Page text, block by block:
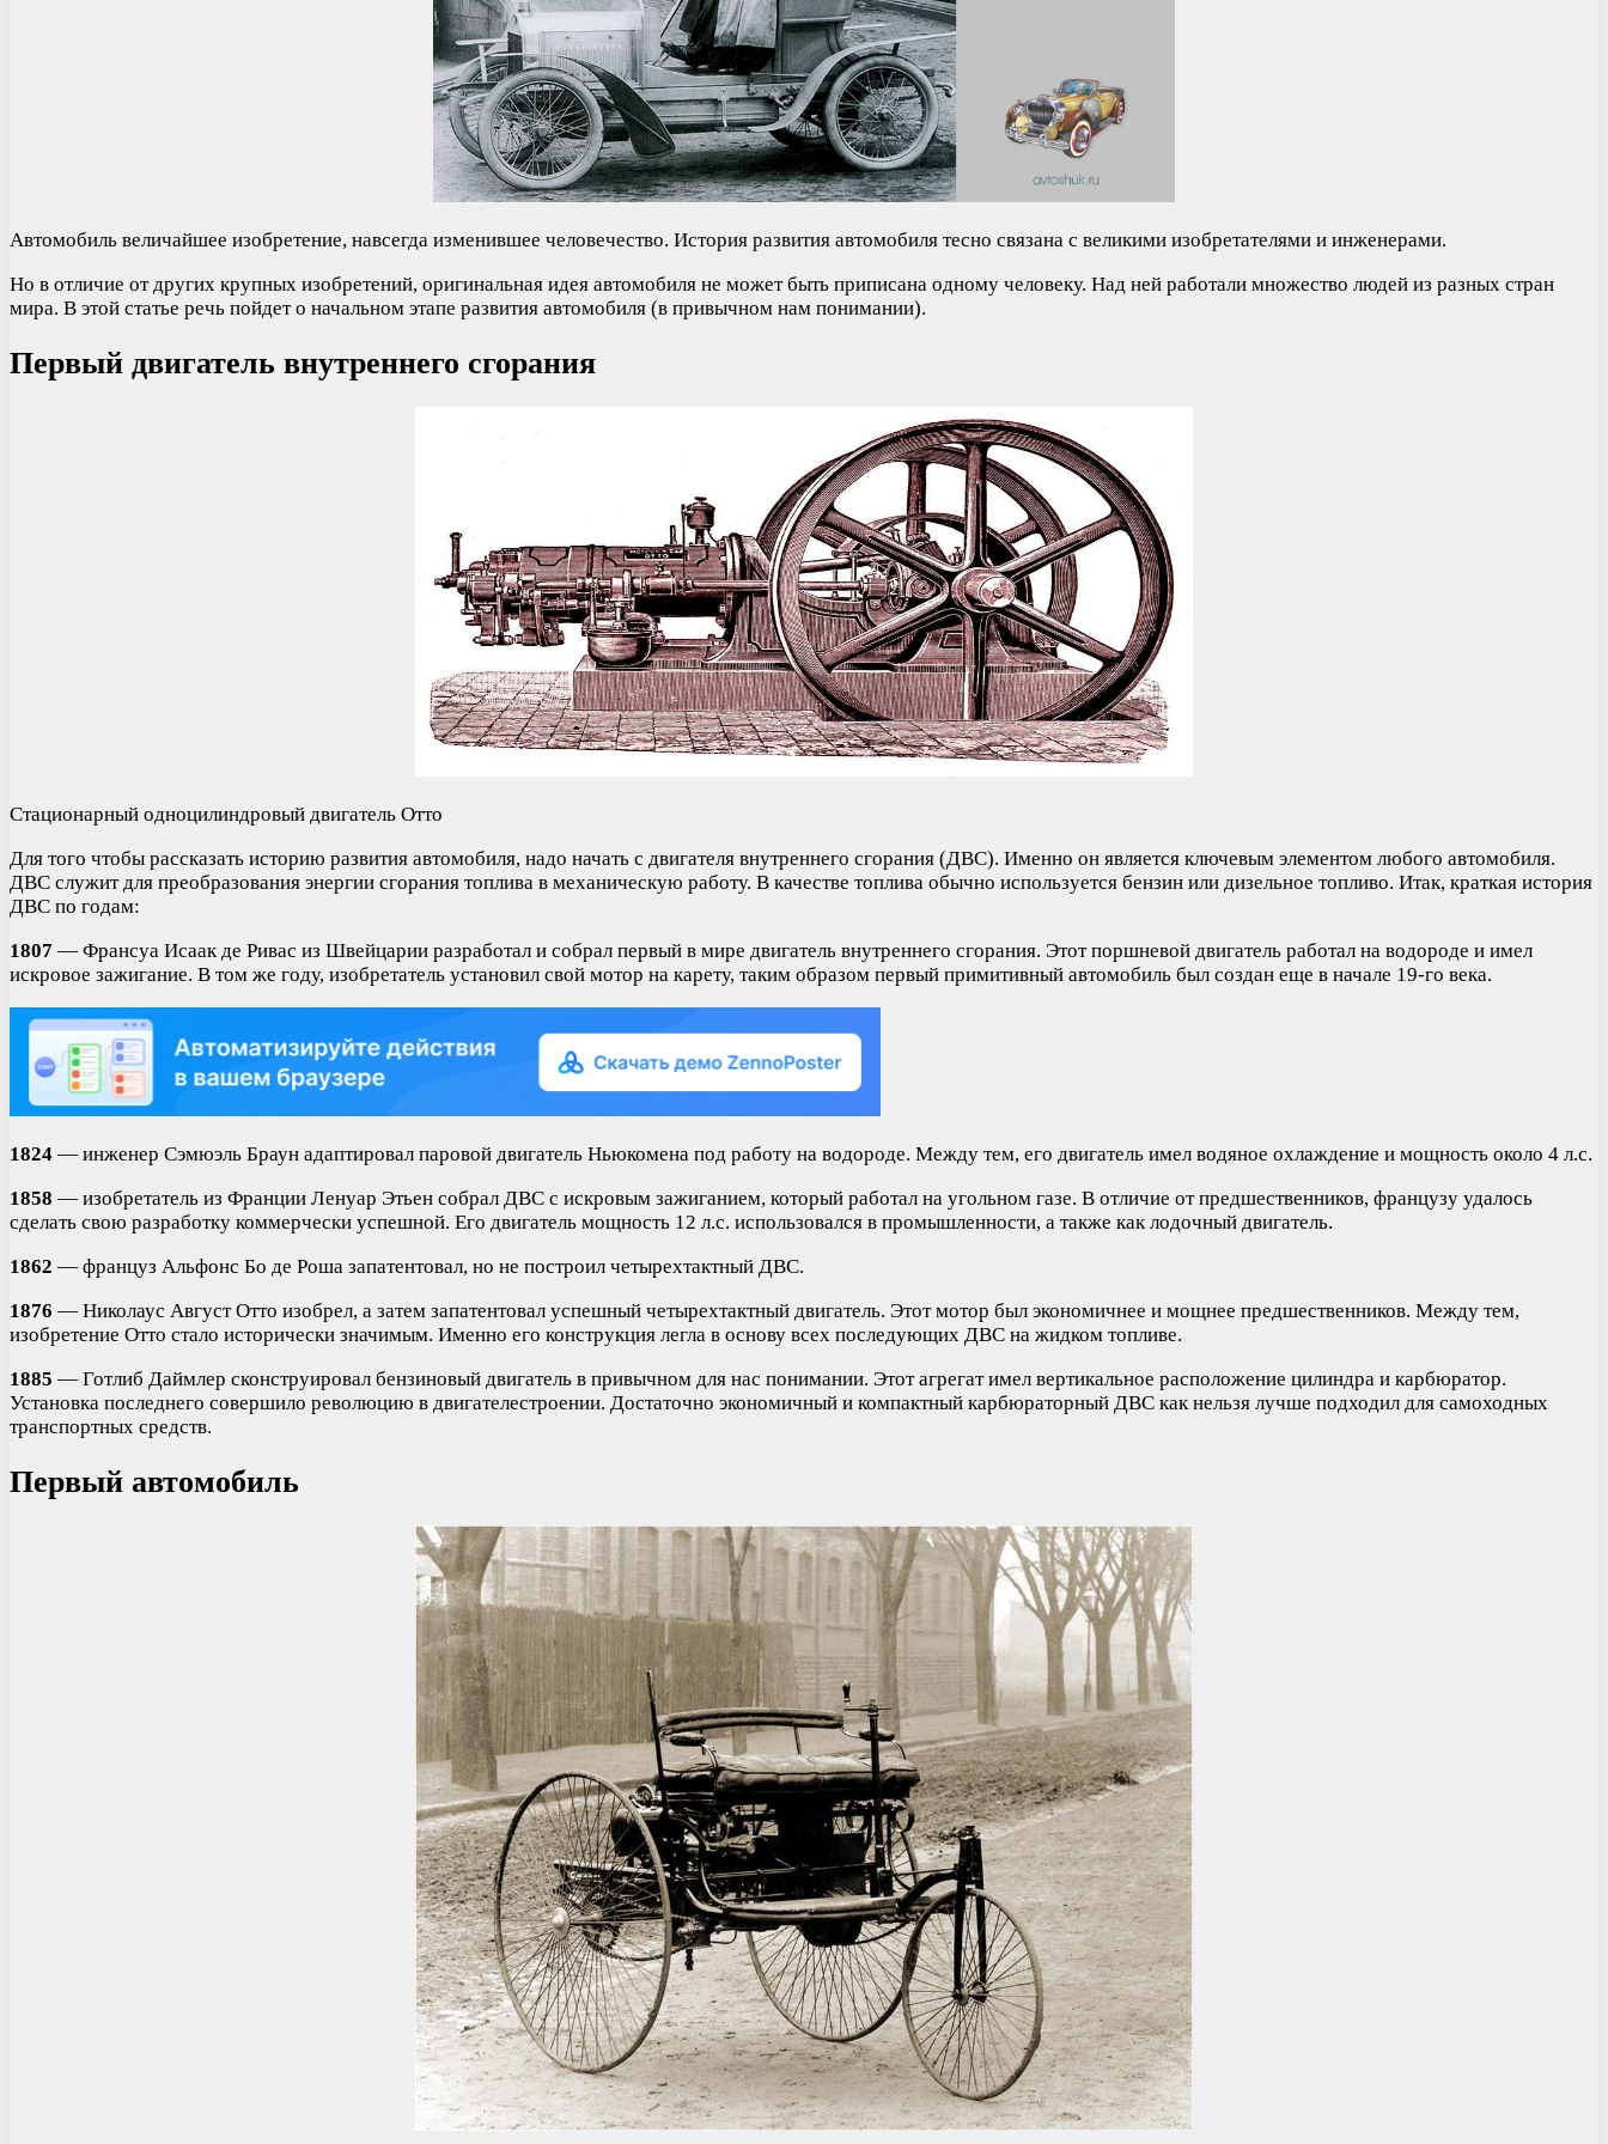
Автомобиль величайшее изобретение, навсегда изменившее человечество. История развития автомобиля тесно связана с великими изобретателями и инженерами.
Но в отличие от других крупных изобретений, оригинальная идея автомобиля не может быть приписана одному человеку. Над ней работали множество людей из разных стран
мира. В этой статье речь пойдет о начальном этапе развития автомобиля (в привычном нам понимании).
Первый двигатель внутреннего сгорания
Стационарный одноцилиндровый двигатель Отто
Для того чтобы рассказать историю развития автомобиля, надо начать с двигателя внутреннего сгорания (ДВС). Именно он является ключевым элементом любого автомобиля.
ДВС служит для преобразования энергии сгорания топлива в механическую работу. В качестве топлива обычно используется бензин или дизельное топливо. Итак, краткая история
ДВС по годам:
1807 — Франсуа Исаак де Ривас из Швейцарии разработал и собрал первый в мире двигатель внутреннего сгорания. Этот поршневой двигатель работал на водороде и имел
искровое зажигание. В том же году, изобретатель установил свой мотор на карету, таким образом первый примитивный автомобиль был создан еще в начале 19-го века.
1824 — инженер Сэмюэль Браун адаптировал паровой двигатель Ньюкомена под работу на водороде. Между тем, его двигатель имел водяное охлаждение и мощность около 4 л.с.
1858 — изобретатель из Франции Ленуар Этьен собрал ДВС с искровым зажиганием, который работал на угольном газе. В отличие от предшественников, французу удалось
сделать свою разработку коммерчески успешной. Его двигатель мощность 12 л.с. использовался в промышленности, а также как лодочный двигатель.
1862 — француз Альфонс Бо де Роша запатентовал, но не построил четырехтактный ДВС.
1876 — Николаус Август Отто изобрел, а затем запатентовал успешный четырехтактный двигатель. Этот мотор был экономичнее и мощнее предшественников. Между тем,
изобретение Отто стало исторически значимым. Именно его конструкция легла в основу всех последующих ДВС на жидком топливе.
1885 — Готлиб Даймлер сконструировал бензиновый двигатель в привычном для нас понимании. Этот агрегат имел вертикальное расположение цилиндра и карбюратор.
Установка последнего совершило революцию в двигателестроении. Достаточно экономичный и компактный карбюраторный ДВС как нельзя лучше подходил для самоходных
транспортных средств.
Первый автомобиль